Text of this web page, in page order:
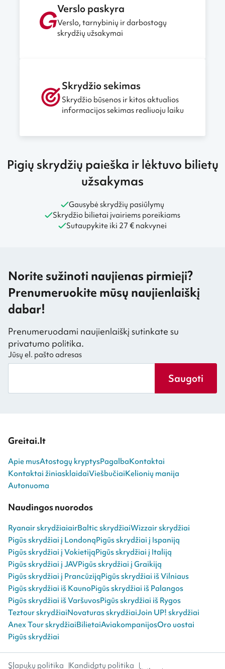
Verslo paskyra
Verslo, tarnybinių ir darbostogų
skrydžių užsakymai
Skrydžio sekimas
Skrydžio būsenos ir kitos aktualios
informacijos sekimas realiuoju laiku
Pigių skrydžių paieška ir lėktuvo bilietų
užsakymas
Gausybė skrydžių pasiūlymų
Skrydžio bilietai įvairiems poreikiams
Sutaupykite iki 27 € nakvynei
Norite sužinoti naujienas pirmieji?
Prenumeruokite mūsų naujienlaiškį
dabar!
Prenumeruodami naujienlaiškį sutinkate su
privatumo politika.
Jūsų el. pašto adresas
Saugoti
Greitai.lt
Apie musAtostogų kryptysPagalbaKontaktai
Kontaktai žiniasklaidaiViešbučiaiKelionių manija
Autonuoma
Naudingos nuorodos
Ryanair skrydžiaiairBaltic skrydžiaiWizzair skrydžiai
Pigūs skrydžiai į LondonąPigūs skrydžiai į Ispaniją
Pigūs skrydžiai į VokietijąPigūs skrydžiai į Italiją
Pigūs skrydžiai į JAVPigūs skrydžiai į Graikiją
Pigūs skrydžiai į PrancūzijąPigūs skrydžiai iš Vilniaus
Pigūs skrydžiai iš KaunoPigūs skrydžiai iš Palangos
Pigūs skrydžiai iš VaršuvosPigūs skrydžiai iš Rygos
Teztour skrydžiaiNovaturas skrydžiaiJoin UP! skrydžiai
Anex Tour skrydžiaiBilietaiAviakompanijosOro uostai
Pigūs skrydžiai
Slapukų politika Kandidatų politika